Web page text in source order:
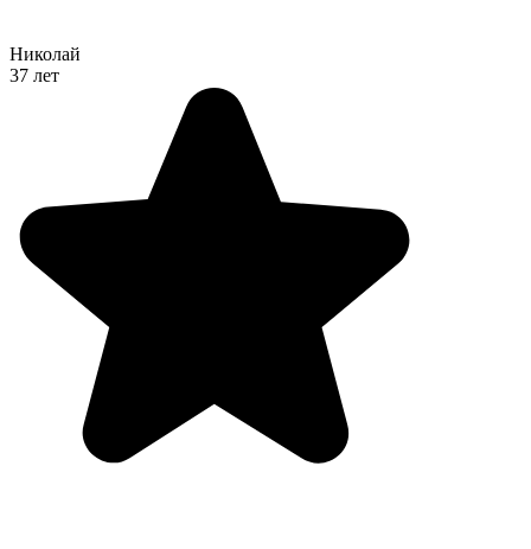
Николай
37 лет